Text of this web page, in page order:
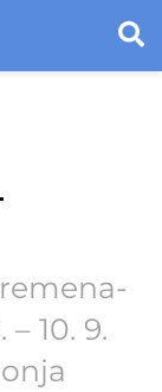
10. 9.